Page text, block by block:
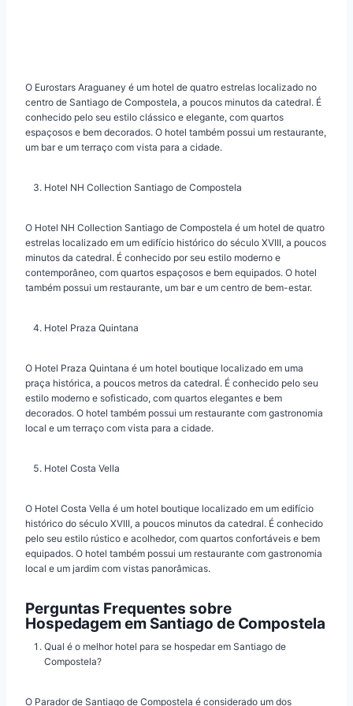
O Eurostars Araguaney é um hotel de quatro estrelas localizado no
centro de Santiago de Compostela, a poucos minutos da catedral. É
conhecido pelo seu estilo clássico e elegante, com quartos
espaçosos e bem decorados. O hotel também possui um restaurante,
um bar e um terraço com vista para a cidade.
Hotel NH Collection Santiago de Compostela
O Hotel NH Collection Santiago de Compostela é um hotel de quatro
estrelas localizado em um edifício histórico do século XVIII, a poucos
minutos da catedral. É conhecido por seu estilo moderno e
contemporâneo, com quartos espaçosos e bem equipados. O hotel
também possui um restaurante, um bar e um centro de bem-estar.
Hotel Praza Quintana
O Hotel Praza Quintana é um hotel boutique localizado em uma
praça histórica, a poucos metros da catedral. É conhecido pelo seu
estilo moderno e sofisticado, com quartos elegantes e bem
decorados. O hotel também possui um restaurante com gastronomia
local e um terraço com vista para a cidade.
Hotel Costa Vella
O Hotel Costa Vella é um hotel boutique localizado em um edifício
histórico do século XVIII, a poucos minutos da catedral. É conhecido
pelo seu estilo rústico e acolhedor, com quartos confortáveis e bem
equipados. O hotel também possui um restaurante com gastronomia
local e um jardim com vistas panorâmicas.
Perguntas Frequentes sobre
Hospedagem em Santiago de Compostela
Qual é o melhor hotel para se hospedar em Santiago de
Compostela?
O Parador de Santiago de Compostela é considerado um dos